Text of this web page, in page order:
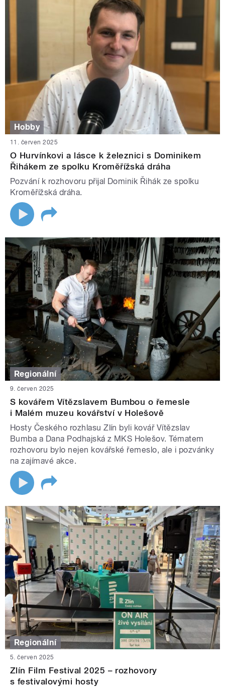
Hobby
11. červen 2025
O Hurvínkovi a lásce k železnici s Dominikem
Řihákem ze spolku Kroměřížská dráha
Pozvání k rozhovoru přijal Dominik Řihák ze spolku
Kroměřížská dráha.
Regionální
9. červen 2025
S kovářem Vítězslavem Bumbou o řemesle
i Malém muzeu kovářství v Holešově
Hosty Českého rozhlasu Zlín byli kovář Vítězslav
Bumba a Dana Podhajská z MKS Holešov. Tématem
rozhovoru bylo nejen kovářské řemeslo, ale i pozvánky
na zajímavé akce.
Regionální
5. červen 2025
Zlín Film Festival 2025 – rozhovory
s festivalovými hosty